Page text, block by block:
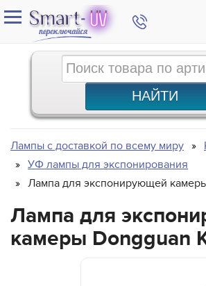
Лампы с доставкой по всему миру
УФ лампы для экспонирования
Лампа для экспонирующей
Лампа для
камеры Dongguan